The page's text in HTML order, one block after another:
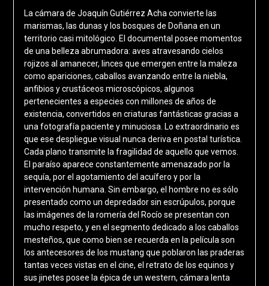
La cámara de Joaquín Gutiérrez Acha convierte las
marismas, las dunas y los bosques de Doñana en un
territorio casi mitológico. El documental posee momentos
de una belleza abrumadora: aves atravesando cielos
rojizos al amanecer, linces que emergen entre la maleza
como apariciones, caballos avanzando entre la niebla,
anfibios y crustáceos microscópicos, algunos
pertenecientes a especies con millones de años de
existencia, convertidos en criaturas fantásticas gracias a
una fotografía paciente y minuciosa. Lo extraordinario es
que ese despliegue visual nunca deriva en postal turística.
Cada plano transmite la fragilidad de aquello que vemos.
El paraíso aparece constantemente amenazado por la
sequía, por el agotamiento del acuífero y por la
intervención humana. Sin embargo, el hombre no es sólo
presentado como un depredador sin escrúpulos, porque
las imágenes de la romería del Rocío se presentan con
mucho respeto, y en el segmento dedicado a los caballos
mesteños, que como bien se recuerda en la película son
los antecesores de los mustang que poblaron las praderas
tantas veces vistas en el cine, el retrato de los equinos y
sus jinetes posee la épica de un western, cámara lenta